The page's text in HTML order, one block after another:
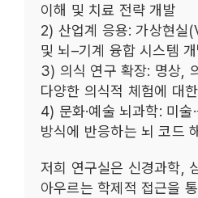
이해 및 치료 전략 개발
2) 산업계 응용: 가상현실
및 뇌–기계 융합 시스템
3) 의식 연구 확장: 명상,
다양한 의식적 체험에 대
4) 문화·예술 뇌과학: 미술
방식에 반응하는 뇌 코드
저희 연구실은 신경과학,
아우르는 학제적 접근을